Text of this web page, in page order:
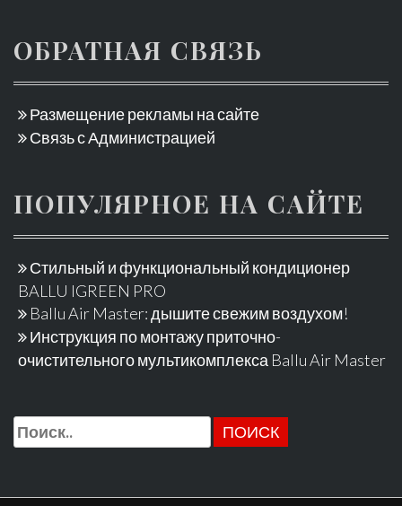
ОБРАТНАЯ СВЯЗЬ
Размещение рекламы на сайте
Связь с Администрацией
ПОПУЛЯРНОЕ НА САЙТЕ
Стильный и функциональный кондиционер
BALLU IGREEN PRO
Ballu Air Master: дышите свежим воздухом!
Инструкция по монтажу приточно-
очистительного мультикомплекса Ballu Air Master